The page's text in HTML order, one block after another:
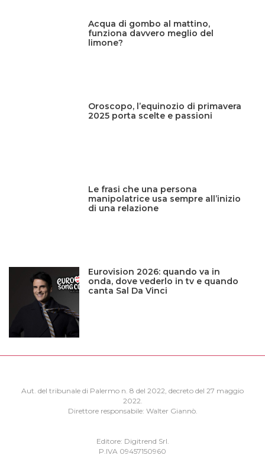
Acqua di gombo al mattino,
funziona davvero meglio del
limone?
Oroscopo, l’equinozio di primavera
2025 porta scelte e passioni
Le frasi che una persona
manipolatrice usa sempre all’inizio
di una relazione
Eurovision 2026: quando va in
onda, dove vederlo in tv e quando
canta Sal Da Vinci
Aut. del tribunale di Palermo n. 8 del 2022, decreto del 27 maggio
2022.
Direttore responsabile: Walter Giannò.
Editore: Digitrend Srl.
P.IVA 09457150960